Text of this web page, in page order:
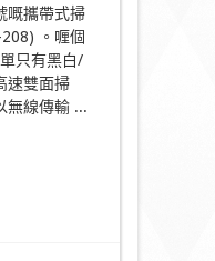
嘅攜帶式掃
208) 。喱個
只有黑白/
速雙面掃
無線傳輸 ...